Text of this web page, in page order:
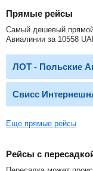
Прямые рейсы
Самый дешевый
Авиалинии за 10558
ЛОТ - Польские
Свисс
Еще прямые рейсы
Рейсы с